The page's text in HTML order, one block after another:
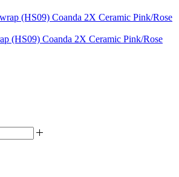
(HS09) Coanda 2X Ceramic Pink/Rose